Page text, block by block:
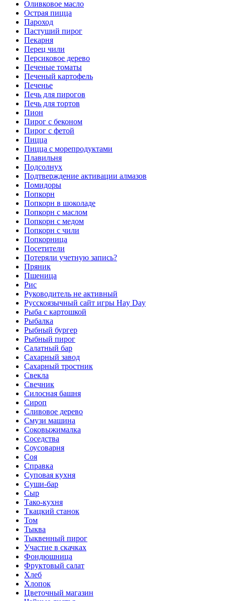
Оливковое масло
Острая пицца
Пароход
Пастуший пирог
Пекарня
Перец чили
Персиковое дерево
Печеные томаты
Печеный картофель
Печенье
Печь для пирогов
Печь для тортов
Пион
Пирог с беконом
Пирог с фетой
Пицца
Пицца с морепродуктами
Плавильня
Подсолнух
Подтверждение активации алмазов
Помидоры
Попкорн
Попкорн в шоколаде
Попкорн с маслом
Попкорн с медом
Попкорн с чили
Попкорница
Посетители
Потеряли учетную запись?
Пряник
Пшеница
Рис
Руководитель не активный
Русскоязычный сайт игры Hay Day
Рыба с картошкой
Рыбалка
Рыбный бургер
Рыбный пирог
Салатный бар
Сахарный завод
Сахарный тростник
Свекла
Свечник
Силосная башня
Сироп
Сливовое дерево
Смузи машина
Соковыжималка
Соседства
Соусоварня
Соя
Справка
Суповая кухня
Суши-бар
Сыр
Тако-кухня
Ткацкий станок
Том
Тыква
Тыквенный пирог
Участие в скачках
Фондюшница
Фруктовый салат
Хлеб
Хлопок
Цветочный магазин